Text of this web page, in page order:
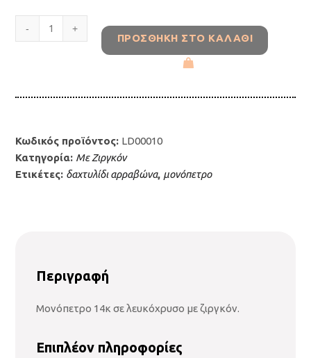
Λευκόχρυσο
Δαχτυλίδι
ΠΡΟΣΘΉΚΗ ΣΤΟ ΚΑΛΆΘΙ
Κωδικός προϊόντος: LD00010
Κατηγορία: Με Ζιργκόν
Ετικέτες: δαχτυλίδι αρραβώνα, μονόπετρο
Περιγραφή
Μονόπετρο 14κ σε λευκόχρυσο με ζιργκόν.
Επιπλέον πληροφορίες